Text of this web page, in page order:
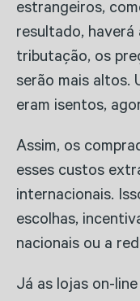
estrangeiros,
resultado, haverá
tributação, os
serão mais altos.
eram isentos,
Assim, os
esses custos
internacionais.
escolhas,
nacionais ou a
Já as lojas on-